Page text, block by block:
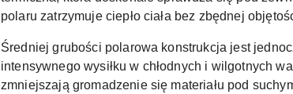
polaru zatrzymuje ciepło ciała bez zbędnej
Średniej grubości polarowa konstrukcja jest
intensywnego wysiłku w chłodnych i wilgotnych
zmniejszają gromadzenie się materiału pod